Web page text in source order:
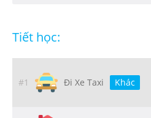
Tiết học:
#1 Đi Xe Taxi Khác